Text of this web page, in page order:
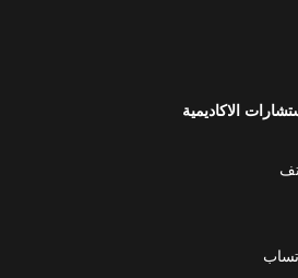
الاكاديمية